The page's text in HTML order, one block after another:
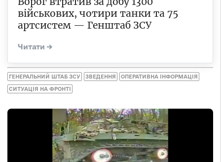
військових, чотири танки та 75
артсистем — Генштаб ЗСУ
ГЕНЕРАЛЬНИЙ ШТАБ ЗСУ ЗВЕДЕННЯ ОПЕРАТИВНА ІНФОРМАЦІЯ
СИТУАЦІЯ НА ФРОНТІ